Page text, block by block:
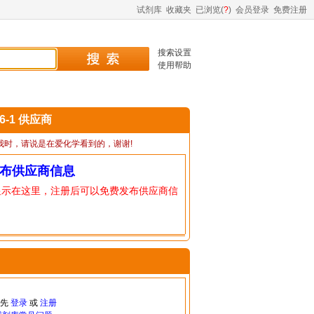
试剂库 收藏夹 已浏览(?) 会员登录 免费注册
搜索设置
使用帮助
1 供应商
时，请说是在爱化学看到的，谢谢!
供应商信息
在这里，注册后可以免费发布供应商信
登录或 注册